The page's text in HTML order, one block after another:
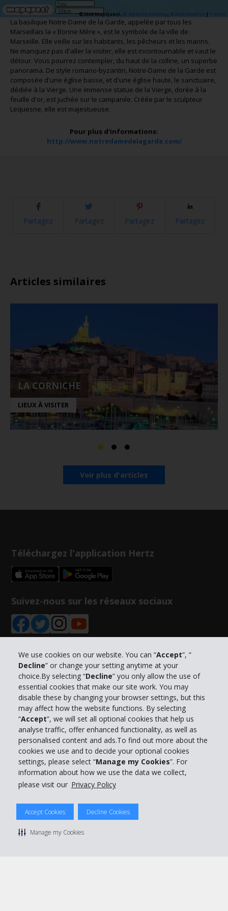
We use cookies on our website. You can “Accept”, “
Decline” or change your setting anytime at your
choice.By selecting “Decline” you only allow the use of
essential cookies that make our site work. You may
disable these by changing your browser settings, but this
may affect how the website functions. By selecting
“Accept”, we will set all optional cookies that help us
analyse traffic, offer enhanced functionality, as well as
personalised content and ads.To find out more about the
cookies we use and to decide your optional cookies
settings, please select “Manage my Cookies”. For
information about how we use the data we collect,
please visit our Privacy Policy
Accept Cookies Decline Cookies
Manage my Cookies
5mi
10km
©2026 MapQuest, , |
La basilique Notre-Dame de la Garde, appelée par tous les
Marseillais la « Bonne Mère », est le symbole de la ville de
Marseille. Elle veille sur les habitants, les pêcheurs et les marins.
Ne manquez pas d'aller la visiter, elle est incontournable et vaut le
détour. Vous pourrez contempler, du haut de la colline, un superbe
panorama. De style romano-byzantin, Notre-Dame de la Garde est
composée d'une église basse, et d'une église haute, le sanctuaire,
dédiée à la Vierge. Une immense statue de la Vierge, dorée à la
feuille d'or, est juchée sur le campanile. Créée par le sculpteur
Lequesne, elle est majestueuse.
Pour plus d'informations:
http://www.notredamedelagarde.com/
Partagez Partagez Partagez Partagez
Articles similaires
LA CORNICHE
LIEUX À VISITER
Voir plus d'articles
Téléchargez l'application Hertz
Suivez-nous sur les réseaux sociaux
Informations sur l'entreprise
Entreprise
Support client
Réserver avec Hertz
Politique de confidentialité
Conditions de location
Gérer mes cookies